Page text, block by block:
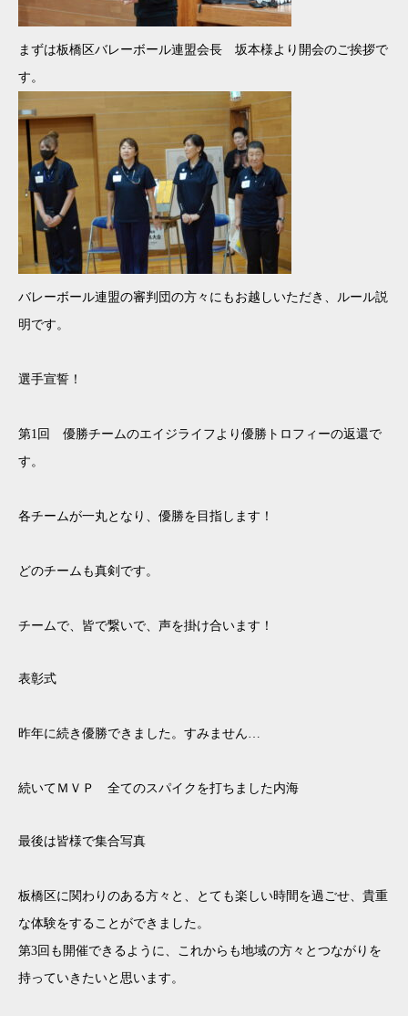
まずは板橋区バレーボール連盟会長 坂本様より開会のご挨拶で
す。
バレーボール連盟の審判団の方々にもお越しいただき、ルール説
明です。
選手宣誓！
第1回 優勝チームのエイジライフより優勝トロフィーの返還で
す。
各チームが一丸となり、優勝を目指します！
どのチームも真剣です。
チームで、皆で繋いで、声を掛け合います！
表彰式
昨年に続き優勝できました。すみません…
続いてＭＶＰ 全てのスパイクを打ちました内海
最後は皆様で集合写真
板橋区に関わりのある方々と、とても楽しい時間を過ごせ、貴重
な体験をすることができました。
第3回も開催できるように、これからも地域の方々とつながりを
持っていきたいと思います。